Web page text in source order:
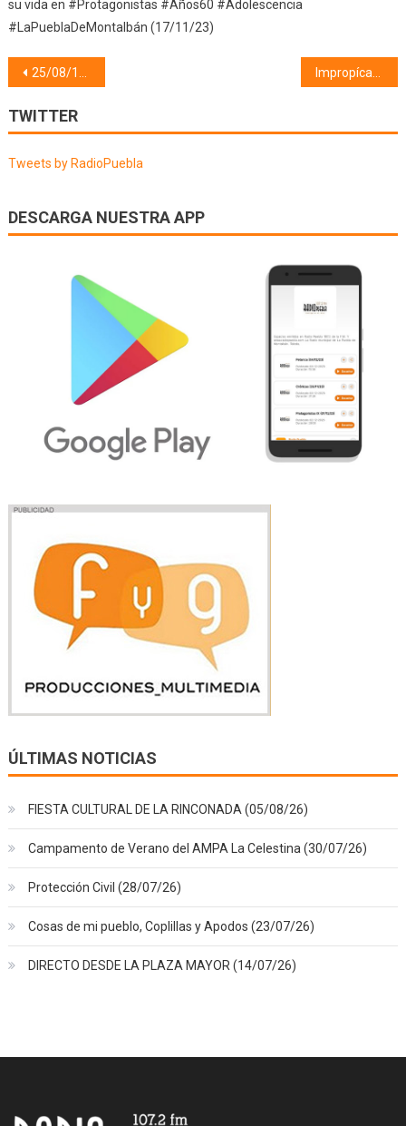
su vida en #Protagonistas #Años60 #Adolescencia
#LaPueblaDeMontalbán (17/11/23)
Navegación
de
entradas
25/08/18 #FestivalCelestina2018
TWITTER
Tweets by RadioPuebla
DESCARGA NUESTRA APP
ÚLTIMAS NOTICIAS
FIESTA CULTURAL DE LA RINCONADA (05/08/26)
Campamento de Verano del AMPA La Celestina (30/07/26)
Protección Civil (28/07/26)
Cosas de mi pueblo, Coplillas y Apodos (23/07/26)
DIRECTO DESDE LA PLAZA MAYOR (14/07/26)